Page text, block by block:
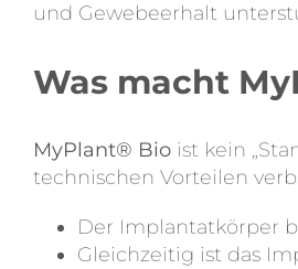
und Gewebeerhalt
Was macht
MyPlant® Bioist kein
technischen Vorteilen
Der Implantatkörper
Gleichzeitig ist das